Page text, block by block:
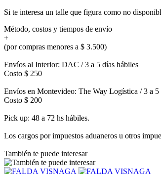
Si te interesa un talle que figura como no
Método, costos y tiempos de envío
+
(por compras menores a $ 3.500)
Envíos al Interior: DAC / 3 a 5 días hábiles
Costo $ 250
Envíos en Montevideo: The Way Logística / 3 a 5
Costo $ 200
Pick up: 48 a 72 hs hábiles.
Los cargos por impuestos aduaneros u otros
También te puede interesar